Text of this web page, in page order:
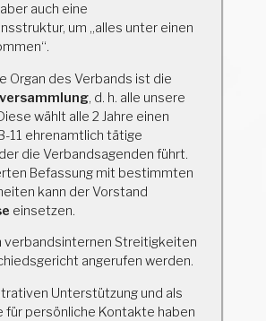
auch eine
um „alles unter einen
Organ des Verbands ist die
, d. h. alle unsere
wählt alle 2 Jahre einen
11 ehrenamtlich tätige
die Verbandsagenden führt.
Befassung mit bestimmten
kann der Vorstand
einsetzen.
verbandsinternen Streitigkeiten
angerufen werden.
Unterstützung und als
für persönliche Kontakte haben